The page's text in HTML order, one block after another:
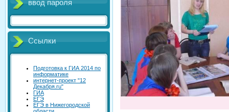
ввод пароля
Ссылки
Подготовка к ГИА 2014 по
информатике
интернет-проект "12
Декабря.ru"
ГИА
ЕГЭ
ЕГЭ в Нижегородской